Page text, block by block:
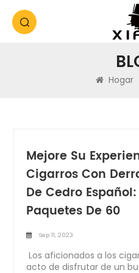
Hogar
Mejore Su
Cigarros Con
De Cedro
Paquetes De 60
Sep 11, 2023
Los aficionados a los
acto de disfrutar de un